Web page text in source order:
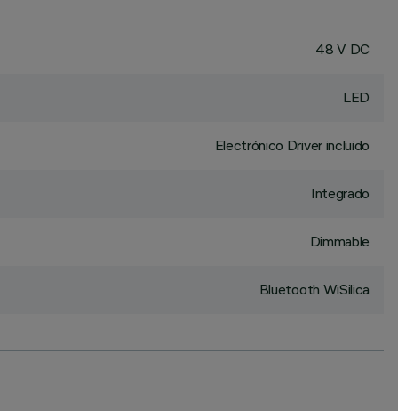
48 V DC
LED
Electrónico Driver incluido
Integrado
Dimmable
Bluetooth WiSilica